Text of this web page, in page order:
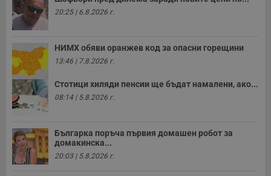
20:25 | 6.8.2026 г.
НИМХ обяви оранжев код за опасни горещини
13:46 | 7.8.2026 г.
Стотици хиляди пенсии ще бъдат намалени, ако...
08:14 | 5.8.2026 г.
Българка поръча първия домашен робот за
домакинска...
20:03 | 5.8.2026 г.